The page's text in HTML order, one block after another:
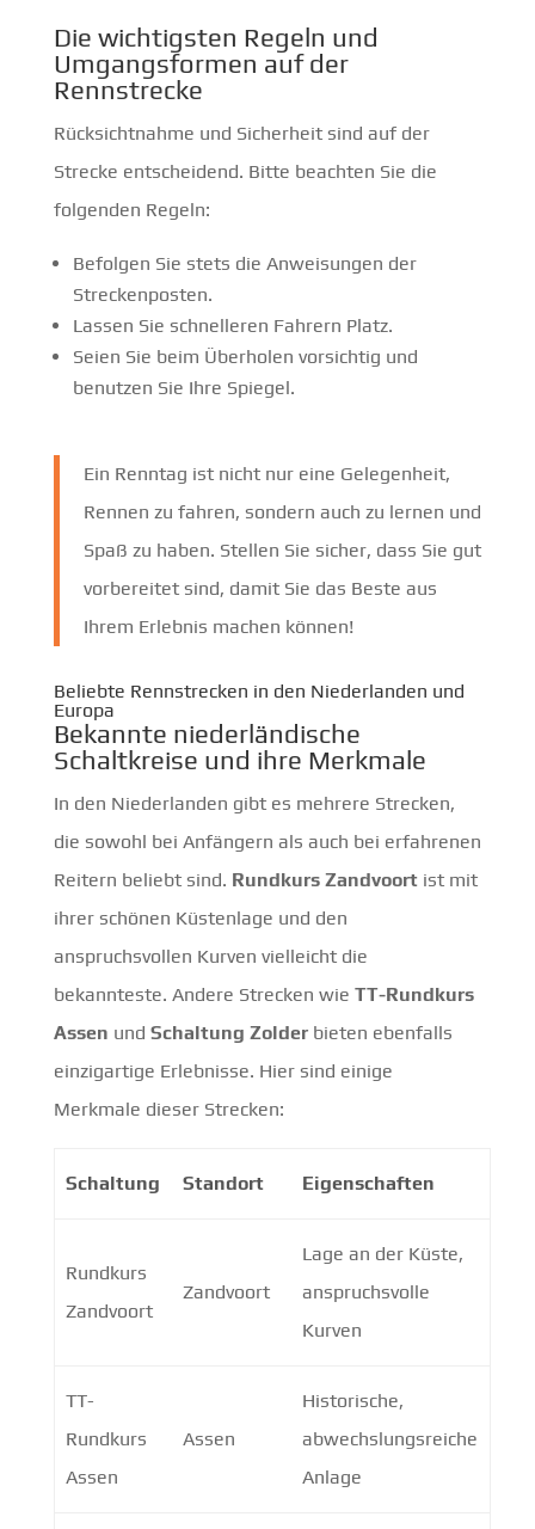
Die wichtigsten Regeln und
Umgangsformen auf der
Rennstrecke
Rücksichtnahme und Sicherheit sind auf der
Strecke entscheidend. Bitte beachten Sie die
folgenden Regeln:
Befolgen Sie stets die Anweisungen der
Streckenposten.
Lassen Sie schnelleren Fahrern Platz.
Seien Sie beim Überholen vorsichtig und
benutzen Sie Ihre Spiegel.
Ein Renntag ist nicht nur eine Gelegenheit,
Rennen zu fahren, sondern auch zu lernen und
Spaß zu haben. Stellen Sie sicher, dass Sie gut
vorbereitet sind, damit Sie das Beste aus
Ihrem Erlebnis machen können!
Beliebte Rennstrecken in den Niederlanden und
Europa
Bekannte niederländische
Schaltkreise und ihre Merkmale
In den Niederlanden gibt es mehrere Strecken,
die sowohl bei Anfängern als auch bei erfahrenen
Reitern beliebt sind. Rundkurs Zandvoortist mit
ihrer schönen Küstenlage und den
anspruchsvollen Kurven vielleicht die
bekannteste. Andere Strecken wie TT-Rundkurs
Assen und Schaltung Zolderbieten ebenfalls
einzigartige Erlebnisse. Hier sind einige
Merkmale dieser Strecken:
Schaltung Standort Eigenschaften
Rundkurs
Zandvoort
Zandvoort
Lage an der Küste,
anspruchsvolle
Kurven
TT-
Rundkurs
Assen
Assen
Historische,
abwechslungsreiche
Anlage